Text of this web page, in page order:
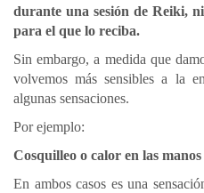
durante una sesión de Reiki,
para el que lo reciba.
Sin embargo, a medida que
volvemos más sensibles a la
algunas sensaciones.
Por ejemplo:
Cosquilleo o calor en las manos
En ambos casos es una